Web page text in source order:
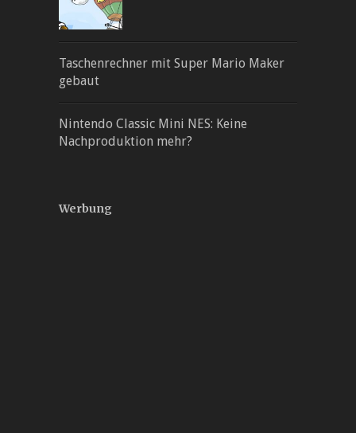
Taschenrechner mit Super Mario Maker
gebaut
Nintendo Classic Mini NES: Keine
Nachproduktion mehr?
Werbung